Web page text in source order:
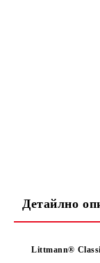
Детайлно
Littmann®